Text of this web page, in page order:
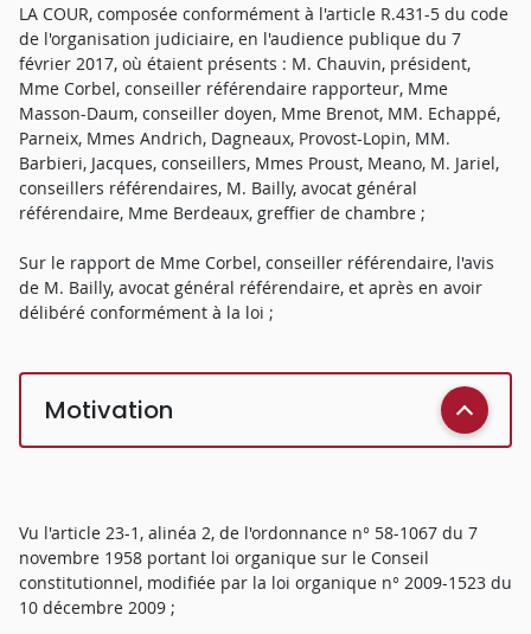
LA COUR, composée conformément à l'article R.431-5 du code
de l'organisation judiciaire, en l'audience publique du 7
février 2017, où étaient présents : M. Chauvin, président,
Mme Corbel, conseiller référendaire rapporteur, Mme
Masson-Daum, conseiller doyen, Mme Brenot, MM. Echappé,
Parneix, Mmes Andrich, Dagneaux, Provost-Lopin, MM.
Barbieri, Jacques, conseillers, Mmes Proust, Meano, M. Jariel,
conseillers référendaires, M. Bailly, avocat général
référendaire, Mme Berdeaux, greffier de chambre ;
Sur le rapport de Mme Corbel, conseiller référendaire, l'avis
de M. Bailly, avocat général référendaire, et après en avoir
délibéré conformément à la loi ;
Motivation
Vu l'article 23-1, alinéa 2, de l'ordonnance n° 58-1067 du 7
novembre 1958 portant loi organique sur le Conseil
constitutionnel, modifiée par la loi organique n° 2009-1523 du
10 décembre 2009 ;